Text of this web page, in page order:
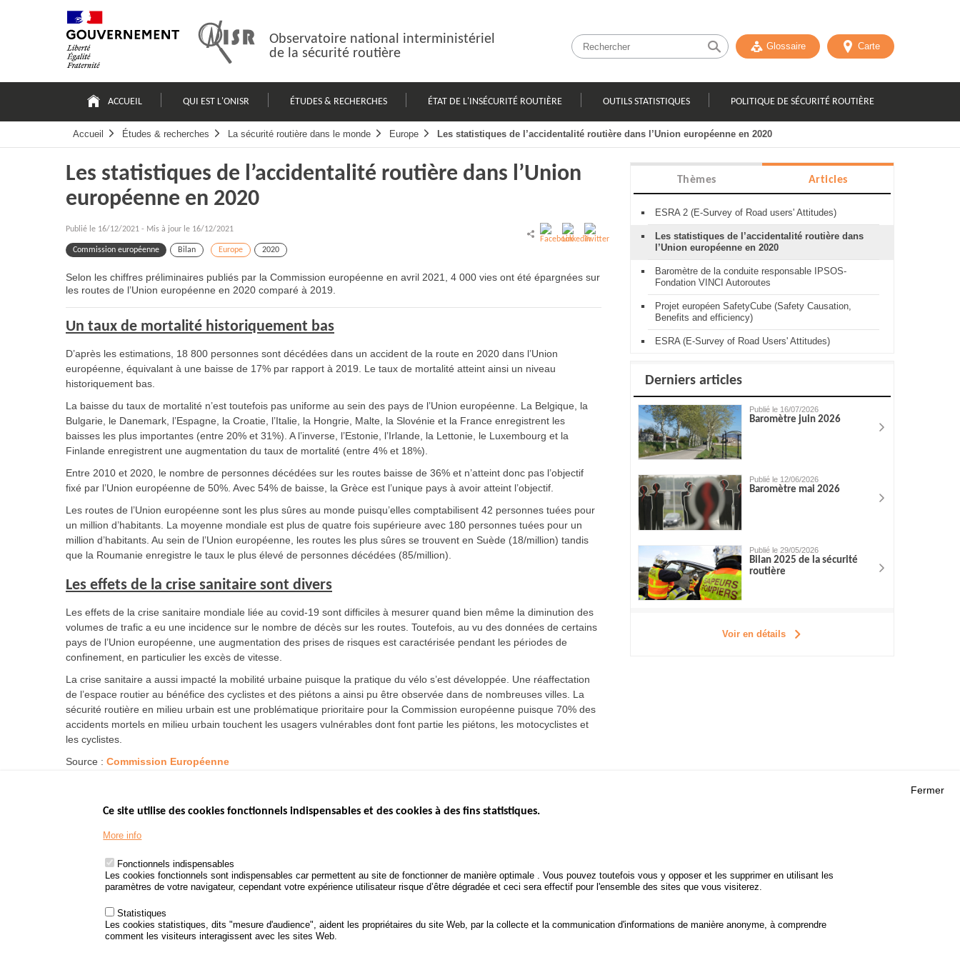
Observatoire national interministériel
de la sécurité routière
Glossaire Carte
principale
ACCUEIL QUI EST L'ONISR ÉTUDES & RECHERCHES ÉTAT DE L'INSÉCURITÉ ROUTIÈRE OUTILS STATISTIQUES POLITIQUE DE SÉCURITÉ ROUTIÈRE
Accueil Études & recherches La sécurité routière dans le monde Europe Les statistiques de l’accidentalité routière dans l’Union européenne en 2020
Les statistiques de l’accidentalité routière dans l’Union
européenne en 2020
Publié le 16/12/2021 - Mis à jour le 16/12/2021
Commission européenne Bilan Europe 2020
Selon les chiffres préliminaires publiés par la Commission européenne en avril 2021, 4 000 vies ont été épargnées sur
les routes de l’Union européenne en 2020 comparé à 2019.
Un taux de mortalité historiquement bas
D’après les estimations, 18 800 personnes sont décédées dans un accident de la route en 2020 dans l’Union
européenne, équivalant à une baisse de 17% par rapport à 2019. Le taux de mortalité atteint ainsi un niveau
historiquement bas.
La baisse du taux de mortalité n’est toutefois pas uniforme au sein des pays de l’Union européenne. La Belgique, la
Bulgarie, le Danemark, l’Espagne, la Croatie, l’Italie, la Hongrie, Malte, la Slovénie et la France enregistrent les
baisses les plus importantes (entre 20% et 31%). A l’inverse, l’Estonie, l’Irlande, la Lettonie, le Luxembourg et la
Finlande enregistrent une augmentation du taux de mortalité (entre 4% et 18%).
Entre 2010 et 2020, le nombre de personnes décédées sur les routes baisse de 36% et n’atteint donc pas l’objectif
fixé par l’Union européenne de 50%. Avec 54% de baisse, la Grèce est l’unique pays à avoir atteint l’objectif.
Les routes de l’Union européenne sont les plus sûres au monde puisqu’elles comptabilisent 42 personnes tuées pour
un million d’habitants. La moyenne mondiale est plus de quatre fois supérieure avec 180 personnes tuées pour un
million d’habitants. Au sein de l’Union européenne, les routes les plus sûres se trouvent en Suède (18/million) tandis
que la Roumanie enregistre le taux le plus élevé de personnes décédées (85/million).
Les effets de la crise sanitaire sont divers
Les effets de la crise sanitaire mondiale liée au covid-19 sont difficiles à mesurer quand bien même la diminution des
volumes de trafic a eu une incidence sur le nombre de décès sur les routes. Toutefois, au vu des données de certains
pays de l’Union européenne, une augmentation des prises de risques est caractérisée pendant les périodes de
confinement, en particulier les excès de vitesse.
La crise sanitaire a aussi impacté la mobilité urbaine puisque la pratique du vélo s’est développée. Une réaffectation
de l’espace routier au bénéfice des cyclistes et des piétons a ainsi pu être observée dans de nombreuses villes. La
sécurité routière en milieu urbain est une problématique prioritaire pour la Commission européenne puisque 70% des
accidents mortels en milieu urbain touchent les usagers vulnérables dont font partie les piétons, les motocyclistes et
les cyclistes.
Source : Commission Européenne
Thèmes Articles
ESRA 2 (E-Survey of Road users' Attitudes)
Les statistiques de l’accidentalité routière dans
l’Union européenne en 2020
Baromètre de la conduite responsable IPSOS-
Fondation VINCI Autoroutes
Projet européen SafetyCube (Safety Causation,
Benefits and efficiency)
ESRA (E-Survey of Road Users' Attitudes)
Derniers articles
Publié le 16/07/2026
Baromètre juin 2026
Publié le 12/06/2026
Baromètre mai 2026
Publié le 29/05/2026
Bilan 2025 de la sécurité
routière
Voir en détails
www.legifrance.gouv.fr
www.service-public.fr
Bilan annuel des infractions
ACCIDENTS DE LA ROUTE
POLITIQUE DE SÉCURITÉ
ROUTIÈRE
Fermer
Ce site utilise des cookies fonctionnels indispensables et des cookies à des fins statistiques.
More info
Fonctionnels indispensables
Les cookies fonctionnels sont indispensables car permettent au site de fonctionner de manière optimale . Vous pouvez toutefois vous y opposer et les supprimer en utilisant les
paramètres de votre navigateur, cependant votre expérience utilisateur risque d’être dégradée et ceci sera effectif pour l'ensemble des sites que vous visiterez.
Statistiques
Les cookies statistiques, dits "mesure d'audience", aident les propriétaires du site Web, par la collecte et la communication d'informations de manière anonyme, à comprendre
comment les visiteurs interagissent avec les sites Web.